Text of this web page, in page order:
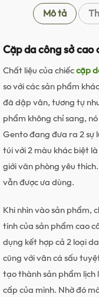
Mô tả
Cặp da công sở cao
Chất liệu của chiếccặp
so với các sản phẩm
đã dập vân, tương tự
phẩm không chỉ sang,
Gento đang đưa ra 2 sự
túi với 2 màu khác biệt
giới văn phòng yêu
vẫn được ưa dùng.
Khi nhìn vào sản phẩm,
tính của sản phẩm cao
dụng kết hợp cả 2 loại
cũng với vân cá sấu
tạo thành sản phẩm lịch
cấp của mình. Nhờ đó